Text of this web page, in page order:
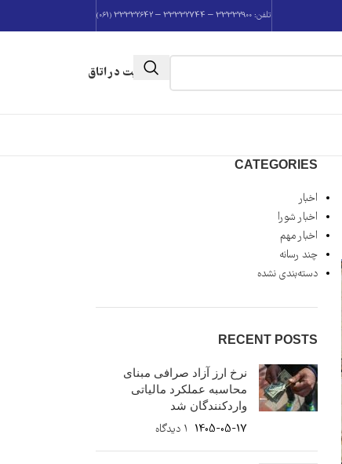
تلفن: 33332900 – 33332744 – 33332642 (061)
عضویت در اتاق
CATEGORIES
اخبار
اخبار شورا
اخبار مهم
چند رسانه
دسته‌بندی نشده
RECENT POSTS
نرخ ارز آزاد صرافی مبنای
محاسبه عملکرد مالیاتی
واردکنندگان شد
1405-05-17 ۱ دیدگاه